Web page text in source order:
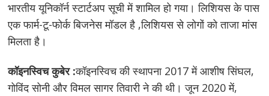
भारतीय यूनिकॉर्न स्टार्टअप सूची में शामिल हो गया। लिशियस के पास
एक फार्म-टू-फोर्क बिजनेस मॉडल है ,लिशियस से लोगों को ताजा मांस
मिलता है।
कॉइनस्विच कुबेर :कॉइनस्विच की स्थापना 2017 में आशीष सिंघल,
गोविंद सोनी और विमल सागर तिवारी ने की थी। जून 2020 में,